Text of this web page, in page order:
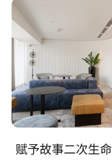
赋予故事二次生命